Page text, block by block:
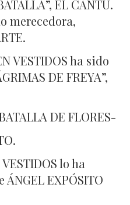
EL CANTU.
merecedora,
VESTIDOS ha sido
DE FREYA”,
DE FLORES-
lo ha
ÁNGEL EXPÓSITO